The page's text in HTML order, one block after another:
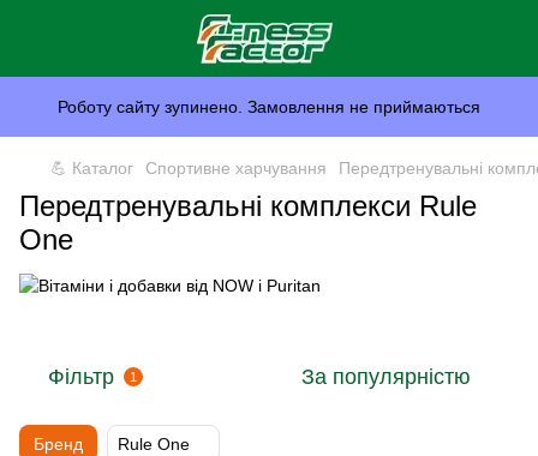
Роботу сайту зупинено. Замовлення не приймаються
💪 Каталог Спортивне харчування Передтренувальні
Передтренувальні комплекси Rule
One
Фільтр 1 За популярністю
Бренд Rule One